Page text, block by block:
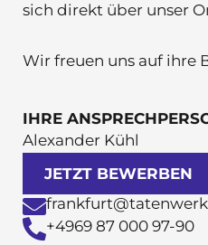
sich direkt über unser
Wir freuen uns auf ihre
IHRE
Alexander Kühl
JETZT BEWERBEN
+4969 87 000 97-90